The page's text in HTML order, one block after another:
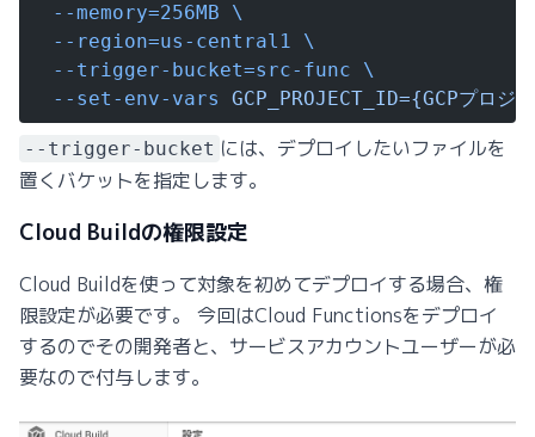
  --memory=256MB
\
  --region=us-central1
\
  --trigger-bucket=src-func
\
  --set-env-vars
GCP_PROJECT_ID={GCPプロジ
--trigger-bucket には、デプロイしたいファイルを
置くバケットを指定します。
Cloud Buildの権限設定
Cloud Buildを使って対象を初めてデプロイする場合、権
限設定が必要です。 今回はCloud Functionsをデプロイ
するのでその開発者と、サービスアカウントユーザーが必
要なので付与します。